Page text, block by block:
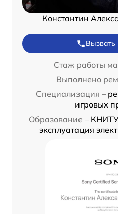
Константин
Вызвать
Стаж работы
Выполнено
Специализация –
игровых
Образование –
эксплуатация